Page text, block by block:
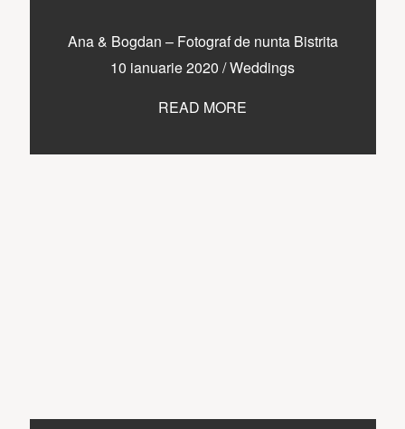
Ana & Bogdan – Fotograf de nunta Bistrita
10 ianuarie 2020 /Weddings
READ MORE
CONTACT